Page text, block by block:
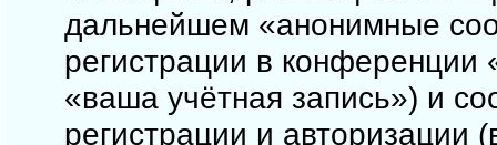
дальнейшем «анонимные
регистрации в
«ваша учётная запись») и
регистрации и